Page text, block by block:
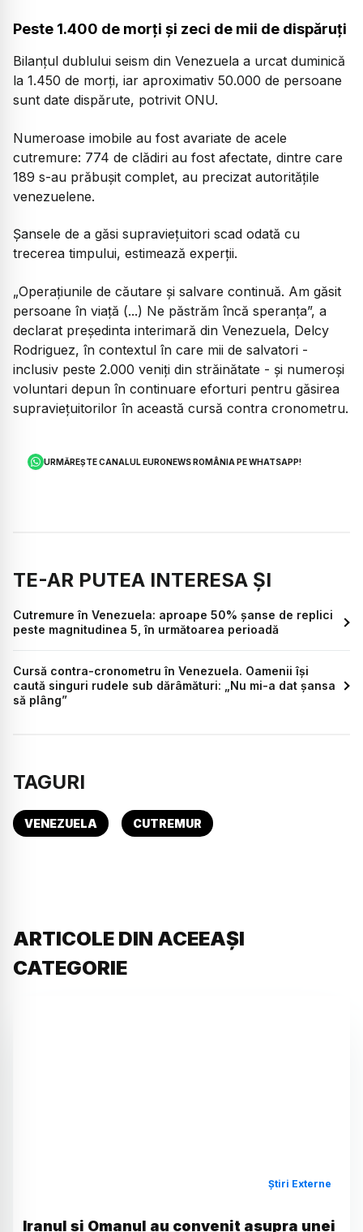
Peste 1.400 de morți și zeci de mii de dispăruți
Bilanțul dublului seism din Venezuela a urcat duminică
la 1.450 de morți, iar aproximativ 50.000 de persoane
sunt date dispărute, potrivit ONU.
Numeroase imobile au fost avariate de acele
cutremure: 774 de clădiri au fost afectate, dintre care
189 s-au prăbușit complet, au precizat autoritățile
venezuelene.
Șansele de a găsi supraviețuitori scad odată cu
trecerea timpului, estimează experții.
„Operațiunile de căutare și salvare continuă. Am găsit
persoane în viață (...) Ne păstrăm încă speranța”, a
declarat președinta interimară din Venezuela, Delcy
Rodriguez, în contextul în care mii de salvatori -
inclusiv peste 2.000 veniți din străinătate - și numeroși
voluntari depun în continuare eforturi pentru găsirea
supraviețuitorilor în această cursă contra cronometru.
URMĂREȘTE CANALUL EURONEWS ROMÂNIA PE WHATSAPP!
TE-AR PUTEA INTERESA ȘI
Cutremure în Venezuela: aproape 50% șanse de replici
peste magnitudinea 5, în următoarea perioadă
Cursă contra-cronometru în Venezuela. Oamenii își
caută singuri rudele sub dărâmături: „Nu mi-a dat șansa
să plâng”
TAGURI
VENEZUELA CUTREMUR
ARTICOLE DIN ACEEAȘI
CATEGORIE
Știri Externe
Iranul și Omanul au convenit asupra unei